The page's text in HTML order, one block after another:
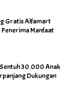
Gratis Alfamart
Manfaat
30.000 Anak
Dukungan